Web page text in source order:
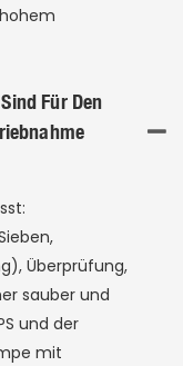
Für Den
Überprüfung,
sauber und
und der
mit